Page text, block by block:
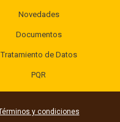
Novedades
Documentos
Tratamiento de Datos
PQR
y condiciones